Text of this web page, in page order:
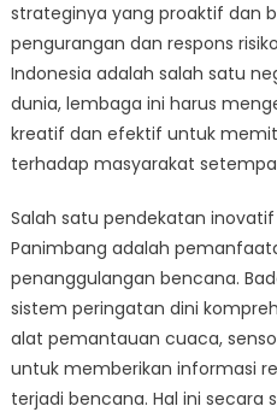
strateginya yang proaktif dan
pengurangan dan respons
Indonesia adalah salah satu
dunia, lembaga ini harus
kreatif dan efektif untuk
terhadap masyarakat
Salah satu pendekatan
Panimbang adalah
penanggulangan bencana.
sistem peringatan dini
alat pemantauan cuaca,
untuk memberikan informasi
terjadi bencana. Hal ini secara